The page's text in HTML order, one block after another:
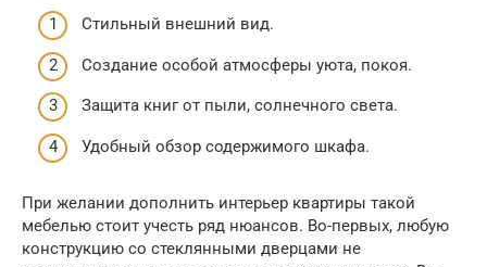
Стильный внешний вид.
Создание особой атмосферы уюта, покоя.
Защита книг от пыли, солнечного света.
Удобный обзор содержимого шкафа.
При желании дополнить интерьер квартиры такой
мебелью стоит учесть ряд нюансов. Во-первых, любую
конструкцию со стеклянными дверцами не